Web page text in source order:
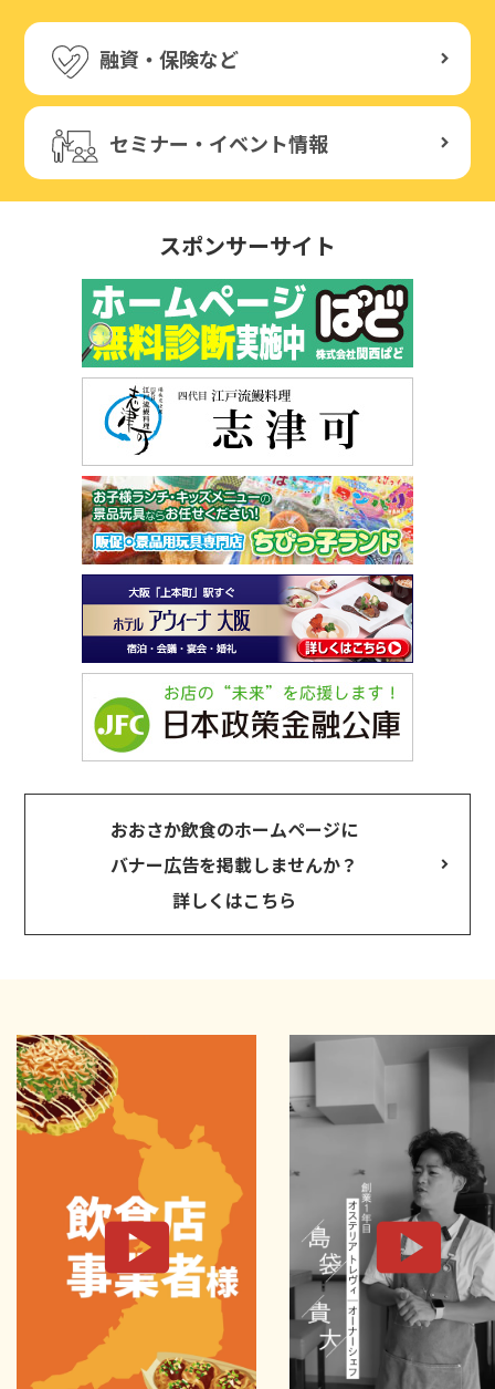
融資・保険など
セミナー・イベント情報
スポンサーサイト
おおさか飲食のホームページに
バナー広告を掲載しませんか？
詳しくはこちら